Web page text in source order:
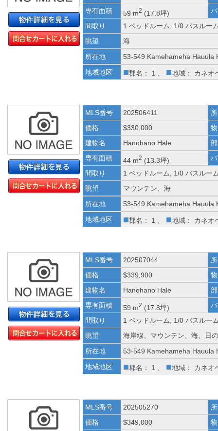
専有面積
59 m2 (17.8坪)
間取り
1 ベッドルーム, 1/0 バスルー
眺望
海
所在地
53-549 Kamehameha Hauula
地域地区
■郡名： 1 、 ■地域： カネオ
MLS番号 202506411
価格
$330,000
建物名
Hanohano Hale
専有面積
44 m2 (13.3坪)
間取り
1 ベッドルーム, 1/0 バスルー
眺望
マウンテン、海
所在地
53-549 Kamehameha Hauula
地域地区
■郡名： 1 、 ■地域： カネオ
MLS番号 202507044
価格
$339,900
建物名
Hanohano Hale
専有面積
59 m2 (17.8坪)
間取り
1 ベッドルーム, 1/0 バスルー
眺望
海岸線、マウンテン、海、日
所在地
53-549 Kamehameha Hauula
地域地区
■郡名： 1 、 ■地域： カネオ
MLS番号 202505270
価格
$349,000